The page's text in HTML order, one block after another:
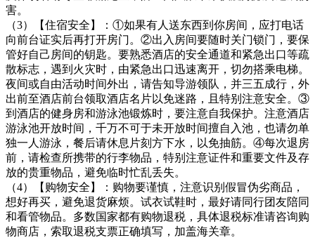
害。
（3）【住宿安全】：①如果有人送东西到你房间，应打电话
向前台证实后再打开房门。②出入房间要随时关门锁门，要保
管好自己房间的钥匙。要熟悉酒店的安全通道和紧急出口等疏
散标志，遇到火灾时，由紧急出口迅速离开，切勿搭乘电梯。
夜间或自由活动时间外出，请告知导游领队，并三五成行，外
出前至酒店前台领取酒店名片以免迷路，且特别注意安全。③
到酒店的健身房和游泳池锻炼时，要注意自我保护。注意酒店
游泳池开放时间，千万不可于未开放时间擅自入池，也请勿单
独一人游泳，餐后请休息片刻方下水，以免抽筋。④每次退房
前，请检查所携带的行李物品，特别注意证件和重要文件及存
放的贵重物品，避免临时忙乱丢失。
（4）【购物安全】：购物要谨慎，注意识别假冒伪劣商品，
想好再买，避免退货麻烦。试衣试鞋时，最好请同行团友陪同
和看管物品。多数国家都有购物退税，具体退税标准请咨询购
物商店，索取退税支票正确填写，加盖海关章。